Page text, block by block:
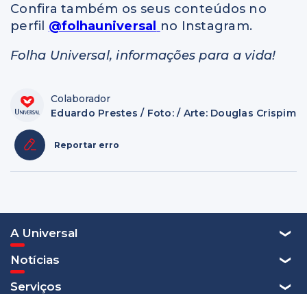
Confira também os seus conteúdos no
perfil @folhauniversal
no Instagram.
Folha Universal, informações para a vida!
Colaborador
Eduardo Prestes / Foto: / Arte: Douglas Crispim
Reportar erro
A Universal
Notícias
Serviços